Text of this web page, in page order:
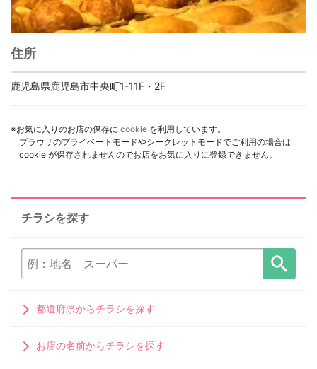
住所
鹿児島県鹿児島市中央町1-11F・2F
※お気に入りのお店の保存に cookie を利用しています。
ブラウザのプライベートモードやシークレットモードでご利用の場合は
cookie が保存されませんのでお店をお気に入りに登録できません。
チラシを探す
都道府県からチラシを探す
お店の名前からチラシを探す